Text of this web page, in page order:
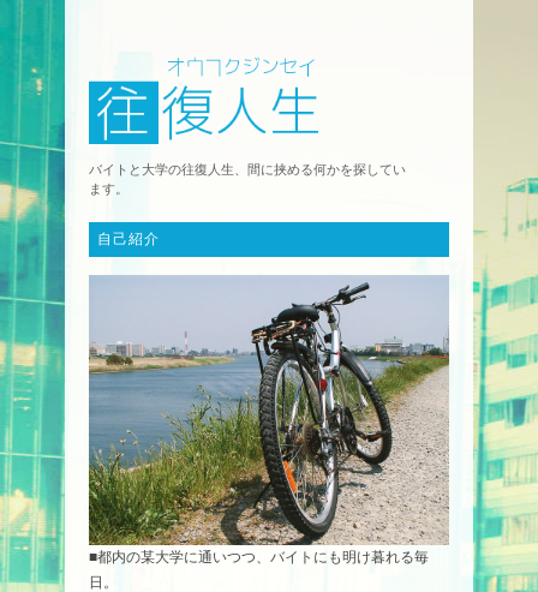
バイトと大学の往復人生、間に挟める何かを探してい
ます。
自己紹介
■都内の某大学に通いつつ、バイトにも明け暮れる毎
日。